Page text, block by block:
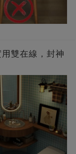
雙在線，封神